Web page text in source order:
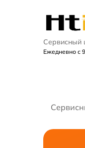
Сервисный
Ежедневно с